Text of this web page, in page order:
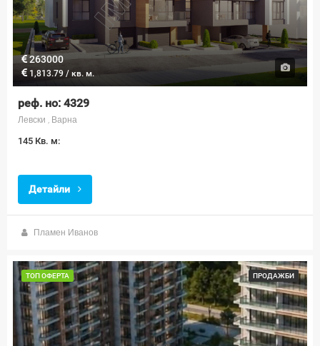
263000
1,813.79 / кв. м.
реф. но: 4329
Левски , Варна
145 Кв. м:
Детайли
Пламен Иванов
ТОП ОФЕРТА ПРОДАЖБИ